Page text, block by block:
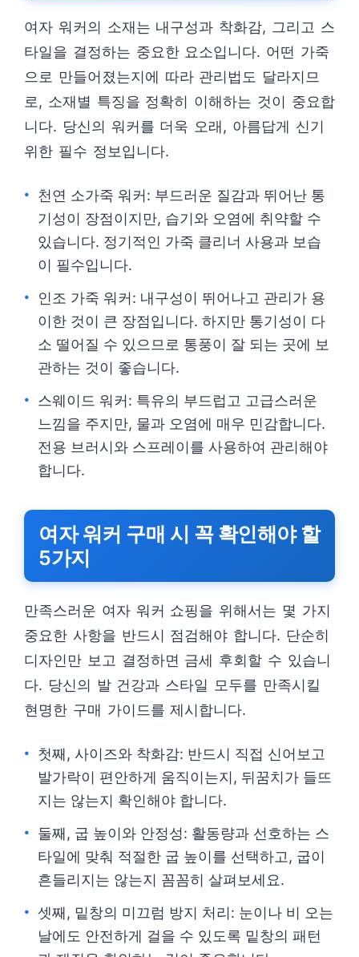
여자 워커의 소재는 내구성과 착화감, 그리고 스
타일을 결정하는 중요한 요소입니다. 어떤 가죽
으로 만들어졌는지에 따라 관리법도 달라지므
로, 소재별 특징을 정확히 이해하는 것이 중요합
니다. 당신의 워커를 더욱 오래, 아름답게 신기
위한 필수 정보입니다.
천연 소가죽 워커: 부드러운 질감과 뛰어난 통
기성이 장점이지만, 습기와 오염에 취약할 수
있습니다. 정기적인 가죽 클리너 사용과 보습
이 필수입니다.
인조 가죽 워커: 내구성이 뛰어나고 관리가 용
이한 것이 큰 장점입니다. 하지만 통기성이 다
소 떨어질 수 있으므로 통풍이 잘 되는 곳에 보
관하는 것이 좋습니다.
스웨이드 워커: 특유의 부드럽고 고급스러운
느낌을 주지만, 물과 오염에 매우 민감합니다.
전용 브러시와 스프레이를 사용하여 관리해야
합니다.
여자 워커 구매 시 꼭 확인해야 할
5가지
만족스러운 여자 워커 쇼핑을 위해서는 몇 가지
중요한 사항을 반드시 점검해야 합니다. 단순히
디자인만 보고 결정하면 금세 후회할 수 있습니
다. 당신의 발 건강과 스타일 모두를 만족시킬
현명한 구매 가이드를 제시합니다.
첫째, 사이즈와 착화감: 반드시 직접 신어보고
발가락이 편안하게 움직이는지, 뒤꿈치가 들뜨
지는 않는지 확인해야 합니다.
둘째, 굽 높이와 안정성: 활동량과 선호하는 스
타일에 맞춰 적절한 굽 높이를 선택하고, 굽이
흔들리지는 않는지 꼼꼼히 살펴보세요.
셋째, 밑창의 미끄럼 방지 처리: 눈이나 비 오는
날에도 안전하게 걸을 수 있도록 밑창의 패턴